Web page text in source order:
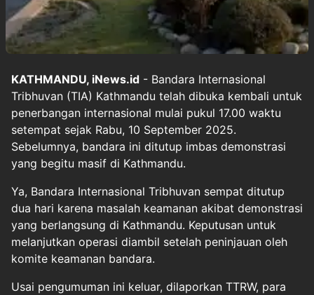
KATHMANDU, iNews.id - Bandara Internasional
Tribhuvan (TIA) Kathmandu telah dibuka kembali untuk
penerbangan internasional mulai pukul 17.00 waktu
setempat sejak Rabu, 10 September 2025.
Sebelumnya, bandara ini ditutup imbas demonstrasi
yang begitu masif di Kathmandu.
Ya, Bandara Internasional Tribhuvan sempat ditutup
dua hari karena masalah keamanan akibat demonstrasi
yang berlangsung di Kathmandu. Keputusan untuk
melanjutkan operasi diambil setelah peninjauan oleh
komite keamanan bandara.
Usai pengumuman ini keluar, dilaporkan TTRW, para